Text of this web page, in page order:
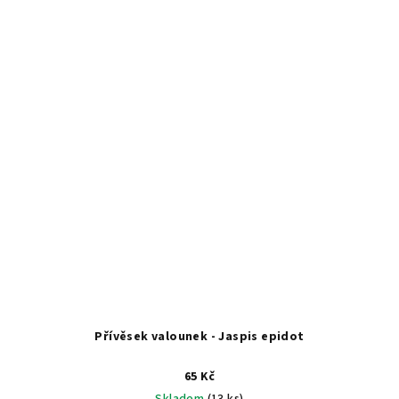
Přívěsek valounek - Jaspis epidot
65 Kč